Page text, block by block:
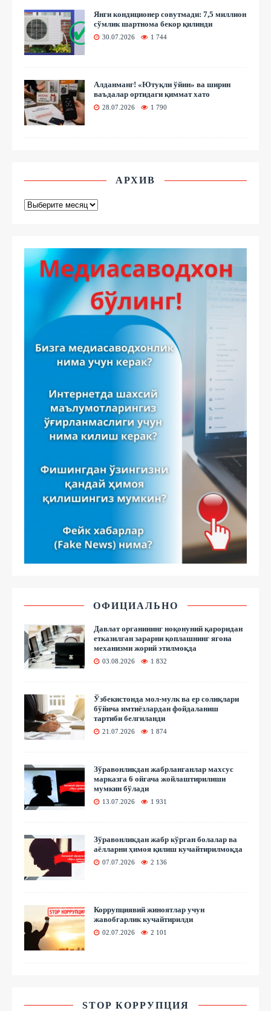
Янги кондиционер совутмади: 7,5 миллион
сўмлик шартнома бекор қилинди
30.07.2026 1 744
Алданманг! «Ютуқли ўйин» ва ширин
ваъдалар ортидаги қиммат хато
28.07.2026 1 790
АРХИВ
ОФИЦИАЛЬНО
Давлат органининг ноқонуний қароридан
етказилган зарарни қоплашнинг ягона
механизми жорий этилмоқда
03.08.2026 1 832
Ўзбекистонда мол-мулк ва ер солиқлари
бўйича имтиёзлардан фойдаланиш
тартиби белгиланди
21.07.2026 1 874
Зўравонликдан жабрланганлар махсус
марказга 6 ойгача жойлаштирилиши
мумкин бўлади
13.07.2026 1 931
Зўравонликдан жабр кўрган болалар ва
аёлларни ҳимоя қилиш кучайтирилмоқда
07.07.2026 2 136
Коррупциявий жиноятлар учун
жавобгарлик кучайтирилди
02.07.2026 2 101
STOP КОРРУПЦИЯ